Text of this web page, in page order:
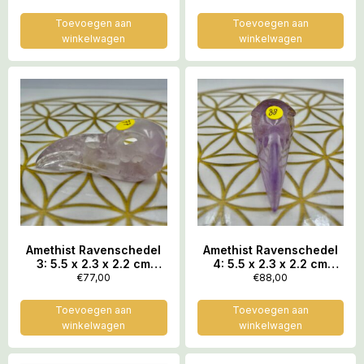
Toevoegen aan
winkelwagen
Toevoegen aan
winkelwagen
Amethist Ravenschedel
3: 5.5 x 2.3 x 2.2 cm
(lxbrxh) – 20 gram
€77,00
Toevoegen aan
winkelwagen
Amethist Ravenschedel
4: 5.5 x 2.3 x 2.2 cm
(lxbrxh) – 22 gram
€88,00
Toevoegen aan
winkelwagen